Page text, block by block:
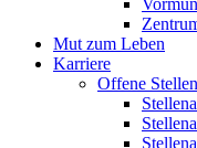
Mut zum Leben
Karriere
Offene Stellen